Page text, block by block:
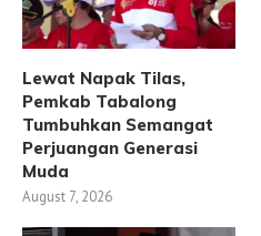
Lewat Napak Tilas,
Pemkab Tabalong
Tumbuhkan Semangat
Perjuangan Generasi
Muda
August 7, 2026